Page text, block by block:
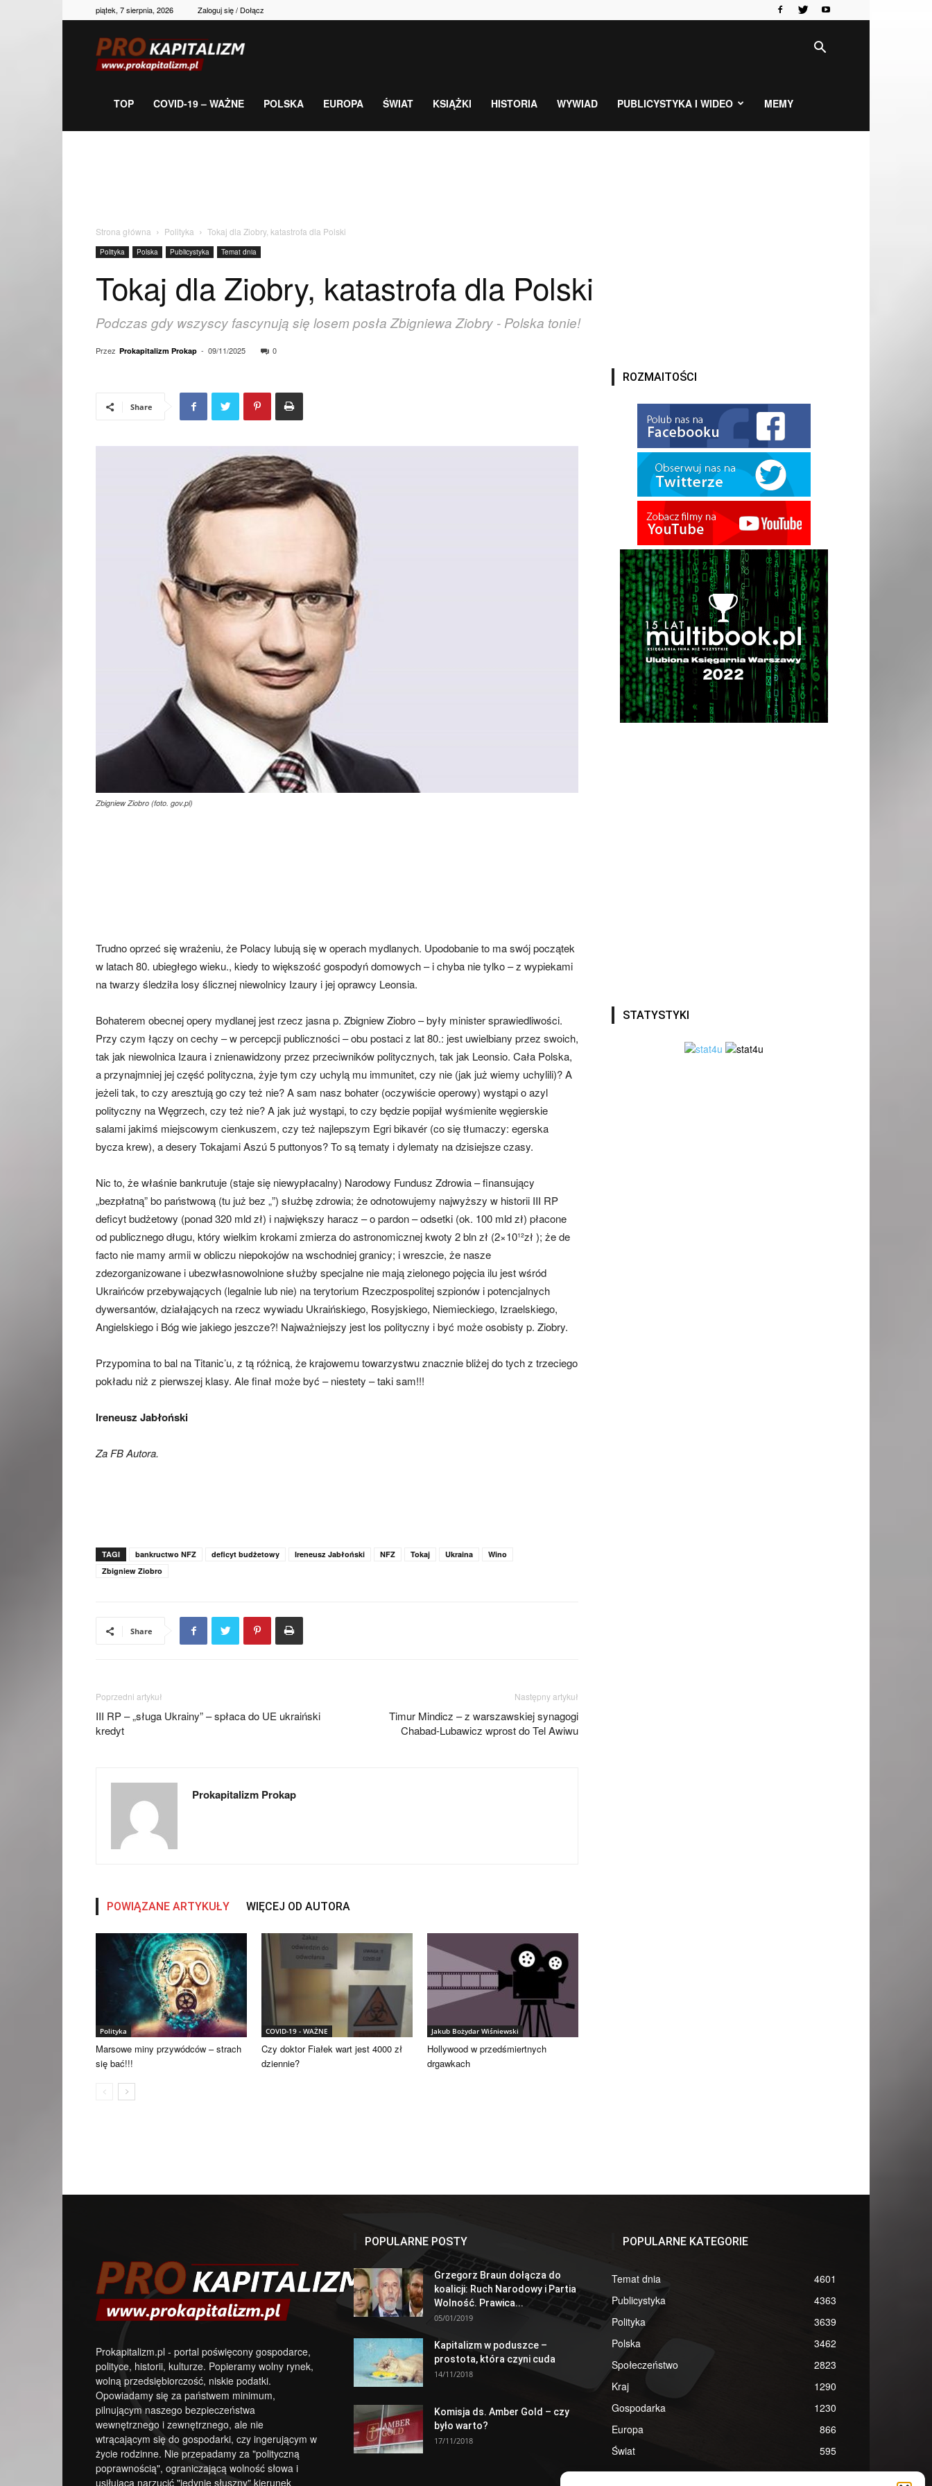
piątek, 7 sierpnia, 2026 Zaloguj się / Dołącz
gospodarka,
TOP COVID-19 – WAŻNE POLSKA EUROPA ŚWIAT KSIĄŻKI HISTORIA WYWIAD PUBLICYSTYKA I WIDEO MEMY
Strona główna Polityka Tokaj dla Ziobry, katastrofa dla Polski
Polityka Polska Publicystyka Temat dnia
Tokaj dla Ziobry, katastrofa dla Polski
Podczas gdy wszyscy fascynują się losem posła Zbigniewa Ziobry - Polska tonie!
Przez Prokapitalizm Prokap - 09/11/2025 0
Share
Zbigniew Ziobro (foto. gov.pl)
Trudno oprzeć się wrażeniu, że Polacy lubują się w operach mydlanych. Upodobanie to ma swój początek
w latach 80. ubiegłego wieku., kiedy to większość gospodyń domowych – i chyba nie tylko – z wypiekami
na twarzy śledziła losy ślicznej niewolnicy Izaury i jej oprawcy Leonsia.
Bohaterem obecnej opery mydlanej jest rzecz jasna p. Zbigniew Ziobro – były minister sprawiedliwości.
Przy czym łączy on cechy – w percepcji publiczności – obu postaci z lat 80.: jest uwielbiany przez swoich,
tak jak niewolnica Izaura i znienawidzony przez przeciwników politycznych, tak jak Leonsio. Cała Polska,
a przynajmniej jej część polityczna, żyje tym czy uchylą mu immunitet, czy nie (jak już wiemy uchylili)? A
jeżeli tak, to czy aresztują go czy też nie? A sam nasz bohater (oczywiście operowy) wystąpi o azyl
polityczny na Węgrzech, czy też nie? A jak już wystąpi, to czy będzie popijał wyśmienite węgierskie
salami jakimś miejscowym cienkuszem, czy też najlepszym Egri bikavér (co się tłumaczy: egerska
bycza krew), a desery Tokajami Aszú 5 puttonyos? To są tematy i dylematy na dzisiejsze czasy.
Nic to, że właśnie bankrutuje (staje się niewypłacalny) Narodowy Fundusz Zdrowia – finansujący
„bezpłatną” bo państwową (tu już bez „”) służbę zdrowia; że odnotowujemy najwyższy w historii III RP
deficyt budżetowy (ponad 320 mld zł) i największy haracz – o pardon – odsetki (ok. 100 mld zł) płacone
od publicznego długu, który wielkim krokami zmierza do astronomicznej kwoty 2 bln zł (2×10¹²zł ); że de
facto nie mamy armii w obliczu niepokojów na wschodniej granicy; i wreszcie, że nasze
zdezorganizowane i ubezwłasnowolnione służby specjalne nie mają zielonego pojęcia ilu jest wśród
Ukraińców przebywających (legalnie lub nie) na terytorium Rzeczpospolitej szpionów i potencjalnych
dywersantów, działających na rzecz wywiadu Ukraińskiego, Rosyjskiego, Niemieckiego, Izraelskiego,
Angielskiego i Bóg wie jakiego jeszcze?! Najważniejszy jest los polityczny i być może osobisty p. Ziobry.
Przypomina to bal na Titanic’u, z tą różnicą, że krajowemu towarzystwu znacznie bliżej do tych z trzeciego
pokładu niż z pierwszej klasy. Ale finał może być – niestety – taki sam!!!
Ireneusz Jabłoński
Za FB Autora.
TAGI bankructwo NFZ deficyt budżetowy Ireneusz Jabłoński NFZ Tokaj Ukraina
Wino
Zbigniew Ziobro
Share
Poprzedni artykuł
III RP – „sługa Ukrainy” – spłaca do UE ukraiński
kredyt
Następny artykuł
Timur Mindicz – z warszawskiej synagogi
Chabad-Lubawicz wprost do Tel Awiwu
Prokapitalizm Prokap
POWIĄZANE ARTYKUŁY WIĘCEJ OD AUTORA
Polityka
Marsowe miny przywódców – strach
się bać!!!
COVID-19 - WAŻNE
Czy doktor Fiałek wart jest 4000 zł
dziennie?
Jakub Bożydar Wiśniewski
Hollywood w przedśmiertnych
drgawkach
ROZMAITOŚCI
STATYSTYKI
Prokapitalizm.pl - portal poświęcony gospodarce,
polityce, historii, kulturze. Popieramy wolny rynek,
wolną przedsiębiorczość, niskie podatki.
Opowiadamy się za państwem minimum,
pilnującym naszego bezpieczeństwa
wewnętrznego i zewnętrznego, ale nie
wtrącającym się do gospodarki, czy ingerującym w
życie rodzinne. Nie przepadamy za "polityczną
poprawnością", ograniczającą wolność słowa i
usiłującą narzucić "jedynie słuszny" kierunek
POPULARNE POSTY
Grzegorz Braun dołącza do
koalicji: Ruch Narodowy i Partia
Wolność. Prawica...
05/01/2019
Kapitalizm w poduszce –
prostota, która czyni cuda
14/11/2018
Komisja ds. Amber Gold – czy
było warto?
17/11/2018
POPULARNE KATEGORIE
Temat dnia
4601
Publicystyka
4363
Polityka
3639
Polska
3462
Społeczeństwo
2823
Kraj
1290
Gospodarka
1230
Europa
866
Świat
595